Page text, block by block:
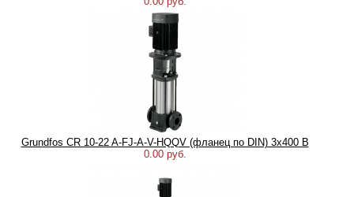
Grundfos CR 10-22 A-FJ-A-V-HQQV (фланец по DIN) 3х400 В
0.00 руб.